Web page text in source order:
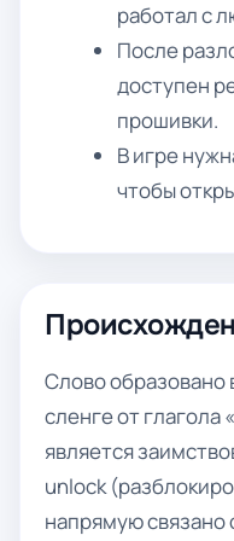
работал с
После
доступен
прошивки.
В игре
чтобы
Слово образовано
сленге от глагола
является
unlock
напрямую связано